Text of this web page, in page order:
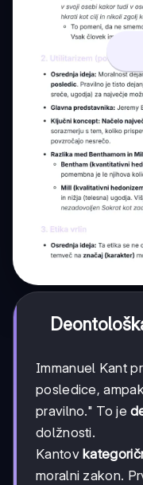
Immanuel Kant
posledice,
pravilno." To je
dolžnosti.
Kantov
moralni zakon.